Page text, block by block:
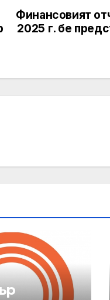
Финансовият
2025 г. бе